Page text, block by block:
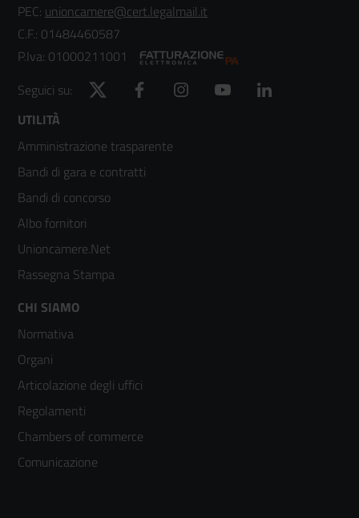
PEC: unioncamere@cert.legalmail.it
C.F.: 01484460587
P.Iva: 01000211001
Seguici su:
Twitter Facebook Instagram YouTube
Footer
menù
colonna
2
UTILITÀ
Amministrazione trasparente
Bandi di gara e contratti
Bandi di concorso
Albo fornitori
Unioncamere.Net
Rassegna Stampa
Footer
menù
colonna
3
CHI SIAMO
Normativa
Organi
Articolazione degli uffici
Regolamenti
Chambers of commerce
Comunicazione